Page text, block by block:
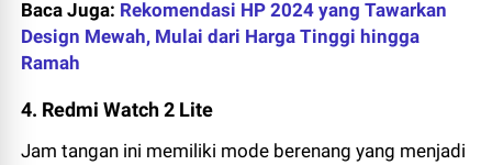
Baca Juga: Rekomendasi HP 2024 yang Tawarkan
Design Mewah, Mulai dari Harga Tinggi hingga
Ramah
4. Redmi Watch 2 Lite
Jam tangan ini memiliki mode berenang yang menjadi